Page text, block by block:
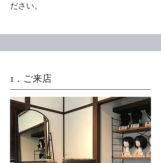
ださい。
​1．ご来店